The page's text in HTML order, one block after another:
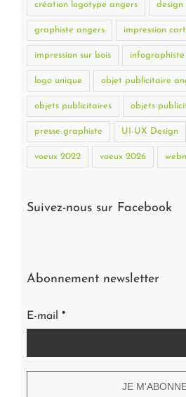
création logotype angers design
graphiste angers impression
impression sur bois
logo unique objet publicitaire
objets publicitaires objets
presse graphiste UI-UX Design
voeux 2022 voeux 2026
Suivez-nous sur Facebook
Abonnement newsletter
E-mail *